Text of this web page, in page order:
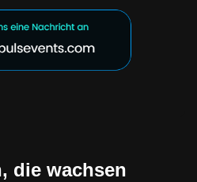
die wachsen